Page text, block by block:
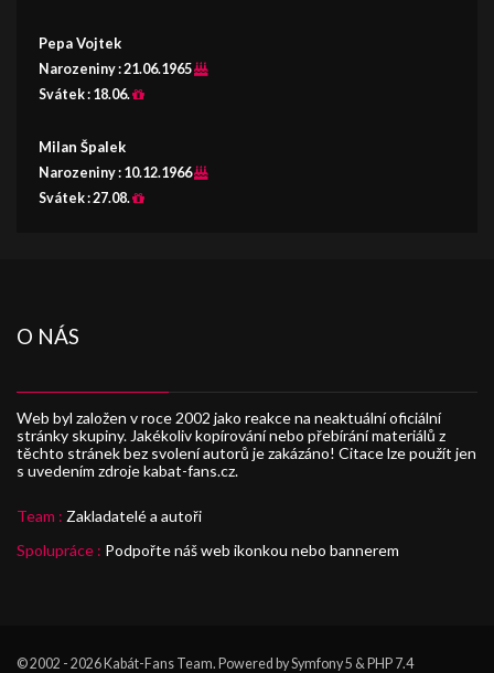
Pepa Vojtek
Narozeniny :21.06.1965
Svátek : 18.06.
Milan Špalek
Narozeniny : 10.12.1966
Svátek :27.08.
O NÁS
Web byl založen v roce 2002 jako reakce na neaktuální oficiální
stránky skupiny. Jakékoliv kopírování nebo přebírání materiálů z
těchto stránek bez svolení autorů je zakázáno! Citace lze použít jen
s uvedením zdroje kabat-fans.cz.
Team : Zakladatelé a autoři
Spolupráce : Podpořte náš web ikonkou nebo bannerem
© 2002 - 2026 Kabát-Fans Team. Powered by Symfony 5 & PHP 7.4